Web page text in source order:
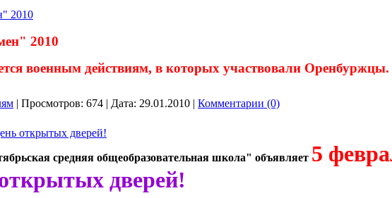
2010
2010
военным действиям, в которых участвовали Оренбуржцы.
| Просмотров: 674 | Дата: 29.01.2010 | Комментарии (0)
открытых дверей!
средняя общеобразовательная школа" объявляет 5
дверей!